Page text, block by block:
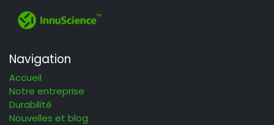
Navigation
Accueil
Notre entreprise
Durabilité
Nouvelles et blog